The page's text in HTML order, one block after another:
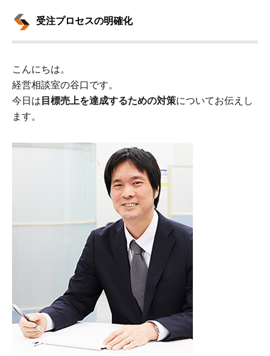
受注プロセスの明確化
こんにちは。
経営相談室の谷口です。
今日は 目標売上を達成するための対策についてお伝えし
ます。